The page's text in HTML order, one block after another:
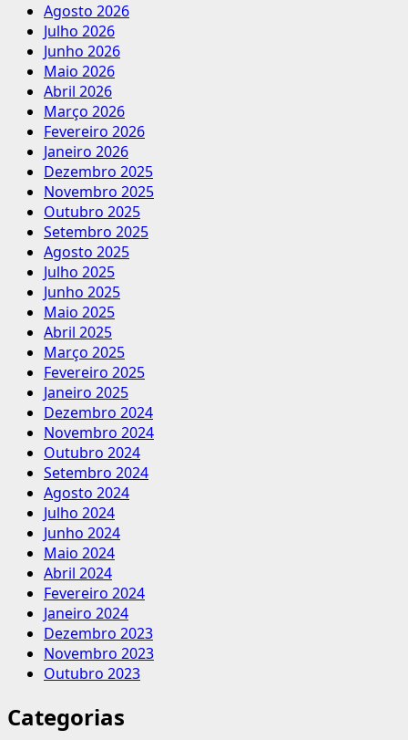
Agosto 2026
Julho 2026
Junho 2026
Maio 2026
Abril 2026
Março 2026
Fevereiro 2026
Janeiro 2026
Dezembro 2025
Novembro 2025
Outubro 2025
Setembro 2025
Agosto 2025
Julho 2025
Junho 2025
Maio 2025
Abril 2025
Março 2025
Fevereiro 2025
Janeiro 2025
Dezembro 2024
Novembro 2024
Outubro 2024
Setembro 2024
Agosto 2024
Julho 2024
Junho 2024
Maio 2024
Abril 2024
Fevereiro 2024
Janeiro 2024
Dezembro 2023
Novembro 2023
Outubro 2023
Categorias